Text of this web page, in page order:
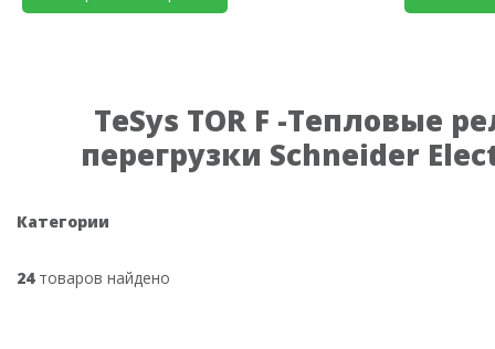
TeSys TOR F -Тепловые
перегрузки Schneider
Категории
24товаров найдено